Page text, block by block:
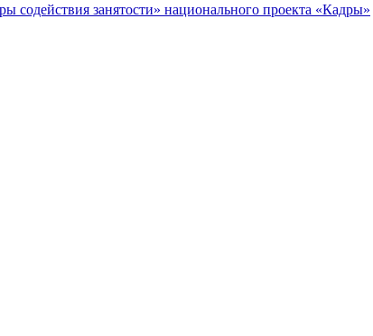
содействия занятости» национального проекта «Кадры»